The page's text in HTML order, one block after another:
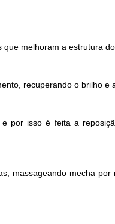
melhoram a estrutura
recuperando o brilho e
por isso é feita a
massageando mecha por